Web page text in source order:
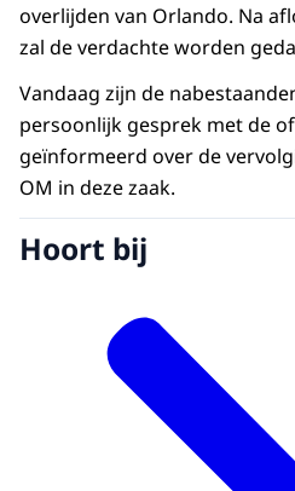
overlijden van Orlando. Na
zal de verdachte worden
Vandaag zijn de
persoonlijk gesprek met de
geïnformeerd over de
OM in deze zaak.
Hoort bij